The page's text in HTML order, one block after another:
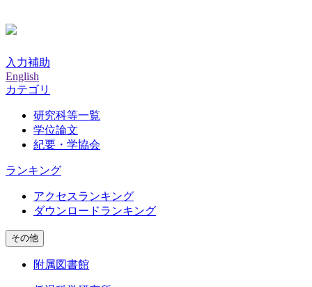
入力補助
English
カテゴリ
研究科等一覧
学位論文
紀要・学協会
ランキング
アクセスランキング
ダウンロードランキング
その他
附属図書館